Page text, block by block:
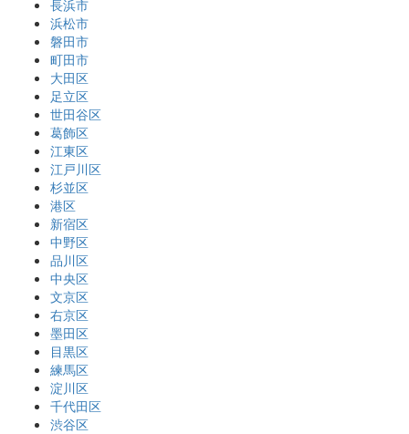
長浜市
浜松市
磐田市
町田市
大田区
足立区
世田谷区
葛飾区
江東区
江戸川区
杉並区
港区
新宿区
中野区
品川区
中央区
文京区
右京区
墨田区
目黒区
練馬区
淀川区
千代田区
渋谷区